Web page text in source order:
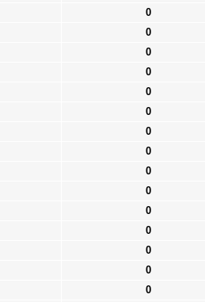
0
0
0
0
0
0
0
0
0
0
0
0
0
0
0